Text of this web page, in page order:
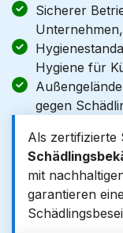
Sicherer
Hygiene für
gegen
Als zertifizierte
mit
garantieren